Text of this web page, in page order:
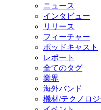
ニュース
インタビュー
リリース
フィーチャー
ポッドキャスト
レポート
全てのタグ
業界
海外バンド
機材/テクノロジ